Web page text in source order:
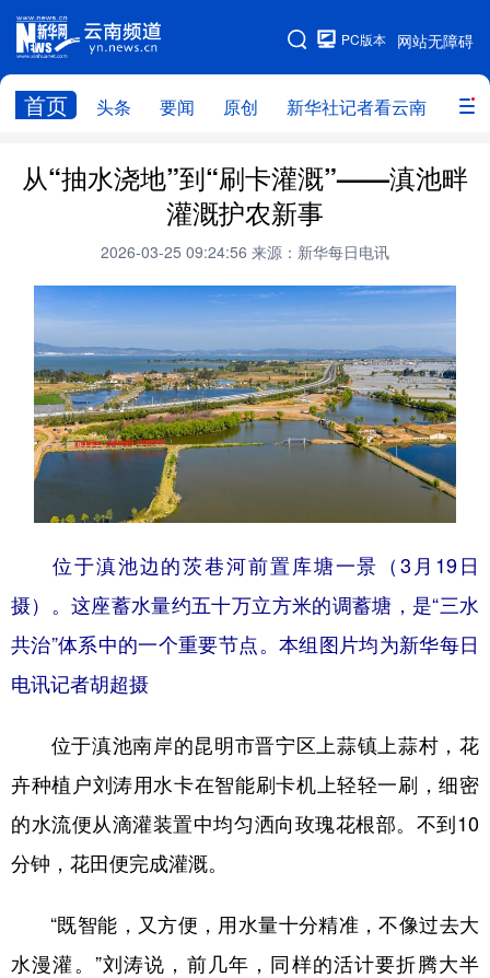
网站无障碍
PC版本
首页 头条 要闻 原创 新华社记者看云南 政务
网站地图
头条 云南要闻 本网原创
政务
廉政 云南省领导报道集 旅游
教育
州市
社会
图片
经济 服务 云南故事
云南青年说 趣看文物
从“抽水浇地”到“刷卡灌溉”——滇池畔
灌溉护农新事
2026-03-25 09:24:56 来源：新华每日电讯
位于滇池边的茨巷河前置库塘一景（3月19日
摄）。这座蓄水量约五十万立方米的调蓄塘，是“三水
共治”体系中的一个重要节点。本组图片均为新华每日
电讯记者胡超摄
位于滇池南岸的昆明市晋宁区上蒜镇上蒜村，花
卉种植户刘涛用水卡在智能刷卡机上轻轻一刷，细密
的水流便从滴灌装置中均匀洒向玫瑰花根部。不到10
分钟，花田便完成灌溉。
“既智能，又方便，用水量十分精准，不像过去大
水漫灌。”刘涛说，前几年，同样的活计要折腾大半